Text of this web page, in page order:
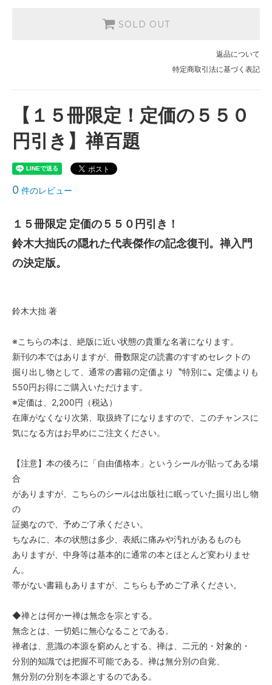
SOLD OUT
返品について
特定商取引法に基づく表記
【１５冊限定！定価の５５０
円引き】禅百題
0 件のレビュー
１５冊限定 定価の５５０円引き！
鈴木大拙氏の隠れた代表傑作の記念復刊。禅入門
の決定版。
鈴木大拙 著
※こちらの本は、絶版に近い状態の貴重な名著になります。
新刊の本ではありますが、冊数限定の読書のすすめセレクトの
掘り出し物として、通常の書籍の定価より〝特別に〟定価よりも
550円お得にご購入いただけます。
※定価は、2,200円（税込）
在庫がなくなり次第、取扱終了になりますので、このチャンスに
気になる方はお早めにご注文ください。
【注意】本の後ろに「自由価格本」というシールが貼ってある場
合
がありますが、こちらのシールは出版社に眠っていた掘り出し物
の
証拠なので、予めご了承ください。
ちなみに、本の状態は多少、表紙に痛みや汚れがあるものも
ありますが、中身等は基本的に通常の本とほとんど変わりませ
ん。
帯がない書籍もありますが、こちらも予めご了承ください。
◆禅とは何かー禅は無念を宗とする。
無念とは、一切処に無心なることである。
禅者は、意識の本源を窮めんとする。禅は、二元的・対象的・
分別的知識では把握不可能である。禅は無分別の自覚、
無分別の分別を本源とするのである。